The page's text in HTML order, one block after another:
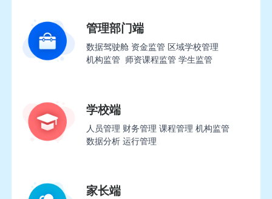
管理部门端
数据驾驶舱 资金监管 区域学校管理
机构监管 师资课程监管 学生监管
学校端
人员管理 财务管理 课程管理 机构监管
数据分析 运行管理
家长端